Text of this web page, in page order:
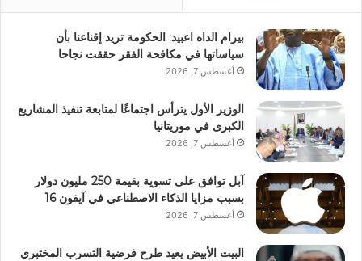
بيرام الداه اعبيد: الحكومة تريد إقناعنا بأن
سياساتها في مكافحة الفقر حققت نجاحا
أغسطس 7, 2026
الوزير الأول يترأس اجتماعًا لمتابعة تنفيذ المشاريع
الكبرى في موريتانيا
أغسطس 7, 2026
آبل توافق على تسوية بقيمة 250 مليون دولار
بسبب مزايا الذكاء الاصطناعي في آيفون 16
أغسطس 7, 2026
البيت الأبيض يعيد طرح فرضية التسرب المختبري